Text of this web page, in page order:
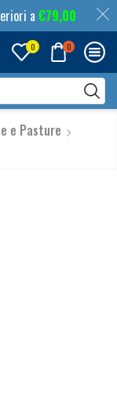
a €79,00
0 0
e Pasture